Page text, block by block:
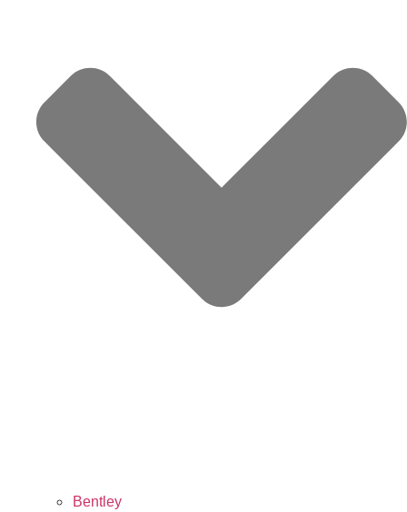
Bentley